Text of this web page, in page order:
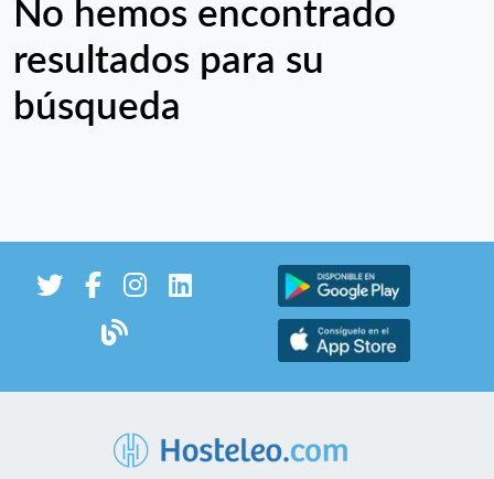
No hemos encontrado
resultados para su
búsqueda